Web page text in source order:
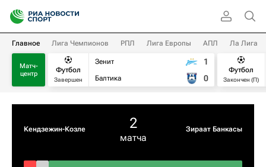
Главное Лига Чемпионов РПЛ Лига Европы АПЛ Ла Лига
Матч-
центр
Футбол
Завершен
Зенит
Балтика
1
0
Футбол
Закончен (П)
Кендзежин-Козле 2
матча
Зираат Банкасы